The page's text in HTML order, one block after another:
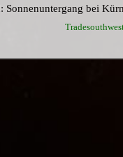
Sonnenuntergang bei